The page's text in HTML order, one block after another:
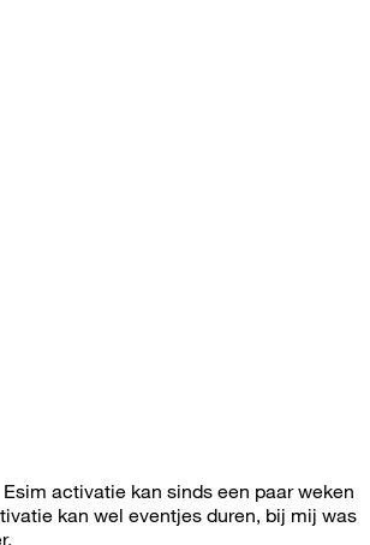
activatie kan sinds een paar weken
kan wel eventjes duren, bij mij was